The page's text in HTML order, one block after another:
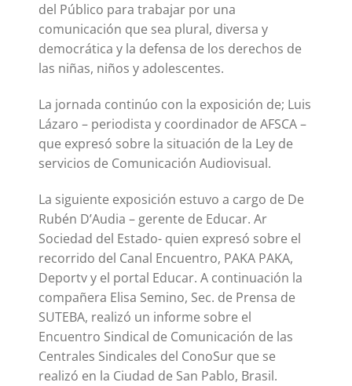
del Público para trabajar por una
comunicación que sea plural, diversa y
democrática y la defensa de los derechos de
las niñas, niños y adolescentes.
La jornada continúo con la exposición de; Luis
Lázaro – periodista y coordinador de AFSCA –
que expresó sobre la situación de la Ley de
servicios de Comunicación Audiovisual.
La siguiente exposición estuvo a cargo de De
Rubén D’Audia – gerente de Educar. Ar
Sociedad del Estado- quien expresó sobre el
recorrido del Canal Encuentro, PAKA PAKA,
Deportv y el portal Educar. A continuación la
compañera Elisa Semino, Sec. de Prensa de
SUTEBA, realizó un informe sobre el
Encuentro Sindical de Comunicación de las
Centrales Sindicales del ConoSur que se
realizó en la Ciudad de San Pablo, Brasil.